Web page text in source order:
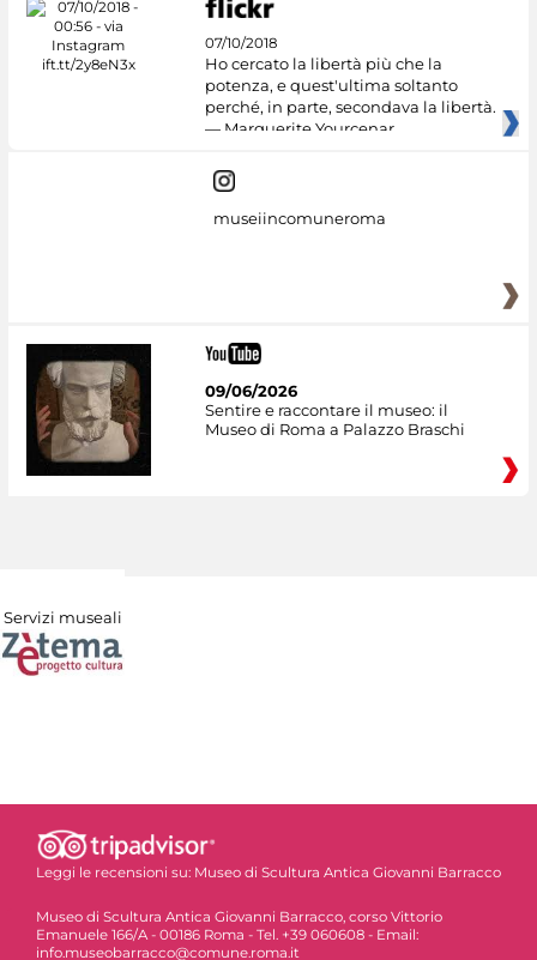
07/10/2018
Ho cercato la libertà più che la
potenza, e quest'ultima soltanto
perché, in parte, secondava la libertà.
— Marguerite Yourcenar
museiincomuneroma
09/06/2026
Sentire e raccontare il museo: il
Museo di Roma a Palazzo Braschi
Servizi museali
Leggi le recensioni su: Museo di Scultura Antica Giovanni Barracco
Museo di Scultura Antica Giovanni Barracco, corso Vittorio
Emanuele 166/A - 00186 Roma - Tel. +39 060608 - Email:
info.museobarracco@comune.roma.it